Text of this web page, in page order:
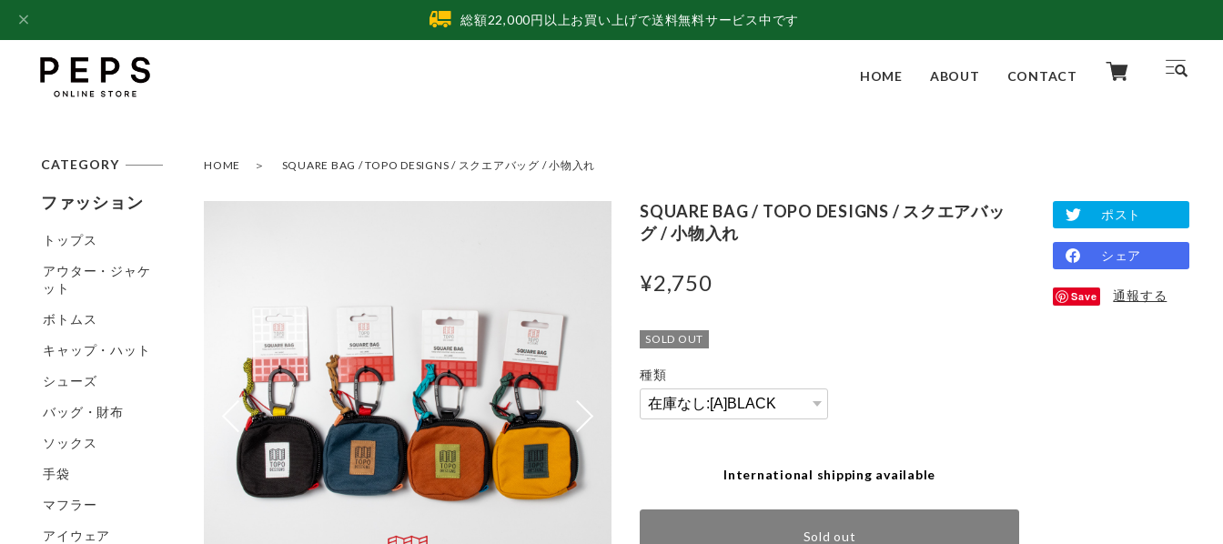
総額22,000円以上お買い上げで送料無料サービス中です
HOME ABOUT CONTACT
HOME SQUARE BAG / TOPO DESIGNS / スクエアバッグ / 小物入れ
SQUARE BAG / TOPO DESIGNS / スクエアバッ
グ / 小物入れ
¥2,750
SOLD OUT
種類
International shipping available
Sold out
ポスト
シェア
Save 通報する
CATEGORY
ファッション
トップス
アウター・ジャケ
ット
ボトムス
キャップ・ハット
シューズ
バッグ・財布
ソックス
手袋
マフラー
アイウェア